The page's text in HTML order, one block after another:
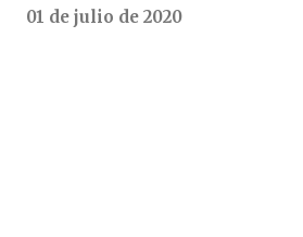
01 de julio de 2020